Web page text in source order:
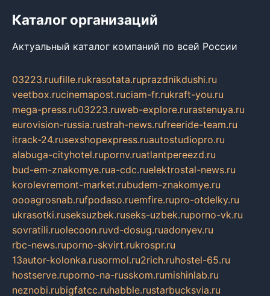
Каталог организаций
Актуальный каталог компаний по всей России
03223.ruufille.rukrasotata.ruprazdnikdushi.ru
veetbox.rucinemapost.ruciam-fr.rukraft-you.ru
mega-press.ru03223.ruweb-explore.rurastenuya.ru
eurovision-russia.rustrah-news.rufreeride-team.ru
itrack-24.rusexshopexpress.ruautostudiopro.ru
alabuga-cityhotel.rupornv.ruatlantpereezd.ru
bud-em-znakomye.rua-cdc.ruelektrostal-news.ru
korolevremont-market.rubudem-znakomye.ru
oooagrosnab.rufpodaso.ruemfire.rupro-otdelky.ru
ukrasotki.ruseksuzbek.ruseks-uzbek.ruporno-vk.ru
sovratili.ruolecoon.ruvd-dosug.ruadonyev.ru
rbc-news.ruporno-skvirt.rukrospr.ru
13autor-kolonka.rusormol.ru2rich.ruhostel-65.ru
hostserve.ruporno-na-russkom.rumishinlab.ru
neznobi.rubigfatcc.ruhabble.rustarbucksvia.ru